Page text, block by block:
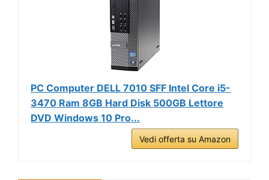
PC Computer DELL 7010 SFF Intel Core i5-
3470 Ram 8GB Hard Disk 500GB Lettore
DVD Windows 10 Pro...
Vedi offerta su Amazon